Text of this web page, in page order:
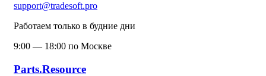
support@tradesoft.pro
Работаем только в будние дни
9:00 — 18:00 по Москве
Parts.Resource